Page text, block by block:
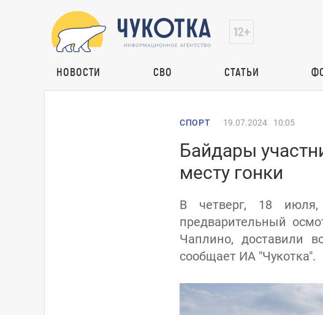
НОВОСТИ СВО СТАТЬИ
СПОРТ 19.07.2024 10:05
Байдары
месту гонки
В четверг, 18 июля,
предварительный
Чаплино, доставили
сообщает ИА "Чукотка".